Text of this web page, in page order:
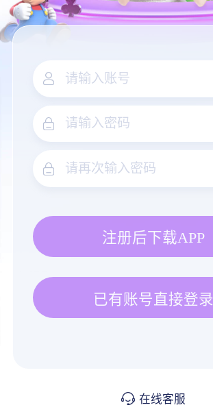
注册后下载APP
已有账号直接登录
在线客服